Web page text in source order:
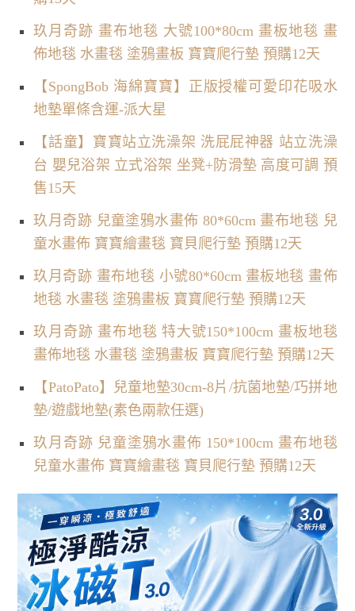
玖月奇跡 畫布地毯 大號100*80cm 畫板地毯 畫
佈地毯 水畫毯 塗鴉畫板 寶寶爬行墊 預購12天
【SpongBob 海綿寶寶】正版授權可愛印花吸水
地墊單條含運-派大星
【話童】寶寶站立洗澡架 洗屁屁神器 站立洗澡
台 嬰兒浴架 立式浴架 坐凳+防滑墊 高度可調 預
售15天
玖月奇跡 兒童塗鴉水畫佈 80*60cm 畫布地毯 兒
童水畫佈 寶寶繪畫毯 寶貝爬行墊 預購12天
玖月奇跡 畫布地毯 小號80*60cm 畫板地毯 畫佈
地毯 水畫毯 塗鴉畫板 寶寶爬行墊 預購12天
玖月奇跡 畫布地毯 特大號150*100cm 畫板地毯
畫佈地毯 水畫毯 塗鴉畫板 寶寶爬行墊 預購12天
【PatoPato】兒童地墊30cm-8片/抗菌地墊/巧拼地
墊/遊戲地墊(素色兩款任選)
玖月奇跡 兒童塗鴉水畫佈 150*100cm 畫布地毯
兒童水畫佈 寶寶繪畫毯 寶貝爬行墊 預購12天